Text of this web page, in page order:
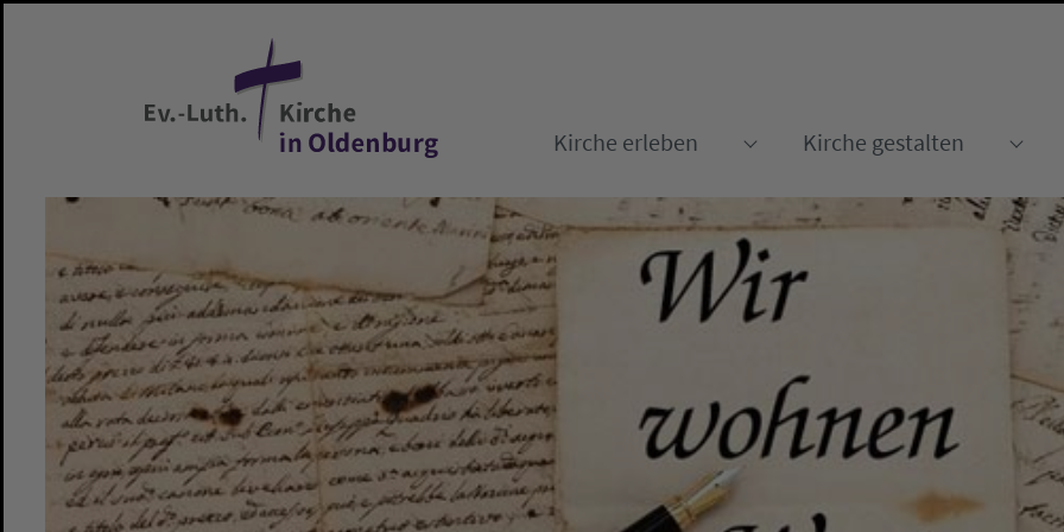
Kirche erleben
Kirche gestalten